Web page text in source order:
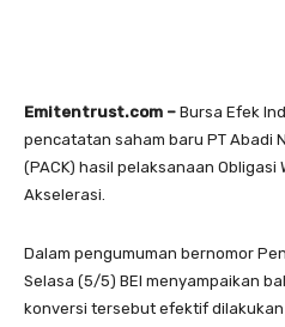
Emitentrust.com – Bursa Efek
pencatatan saham baru PT Abadi
(PACK) hasil pelaksanaan Obligasi
Akselerasi.
Dalam pengumuman bernomor
Selasa (5/5) BEI menyampaikan
konversi tersebut efektif dilakukan